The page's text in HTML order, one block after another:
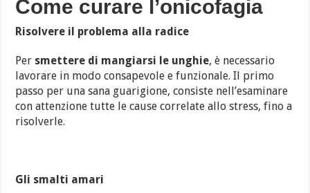
Come curare l’onicofagia
Risolvere il problema alla radice
Per smettere di mangiarsi le unghie, è necessario
lavorare in modo consapevole e funzionale. Il primo
passo per una sana guarigione, consiste nell’esaminare
con attenzione tutte le cause correlate allo stress, fino a
risolverle.
Gli smalti amari